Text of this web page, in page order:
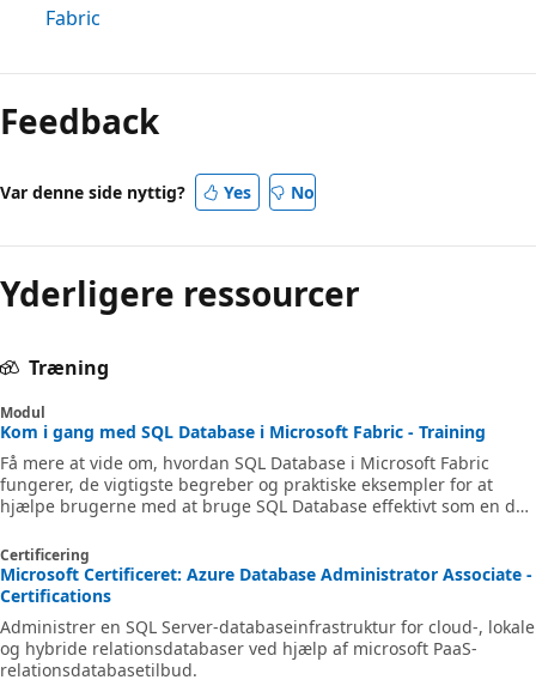
Fabric
Feedback
Var denne side nyttig? Yes No
Yderligere ressourcer
Træning
Modul
Kom i gang med SQL Database i Microsoft Fabric - Training
Få mere at vide om, hvordan SQL Database i Microsoft Fabric
fungerer, de vigtigste begreber og praktiske eksempler for at
hjælpe brugerne med at bruge SQL Database effektivt som en del
Certificering
Microsoft Certificeret: Azure Database Administrator Associate -
Certifications
Administrer en SQL Server-databaseinfrastruktur for cloud-, lokale
og hybride relationsdatabaser ved hjælp af microsoft PaaS-
relationsdatabasetilbud.